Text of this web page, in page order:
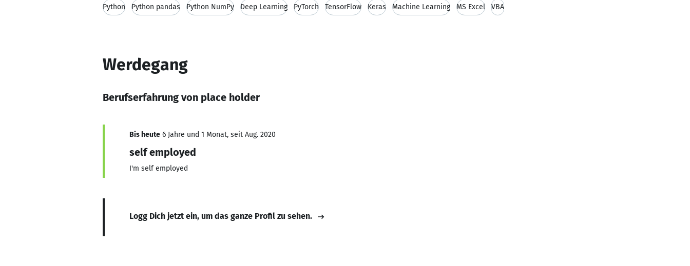
Python Python pandas Python NumPy Deep Learning PyTorch TensorFlow Keras Machine Learning MS Excel VBA
Werdegang
Berufserfahrung von place holder
Bis heute 6 Jahre und 1 Monat, seit Aug. 2020
self employed
I'm self employed
Logg Dich jetzt ein, um das ganze Profil zu sehen.